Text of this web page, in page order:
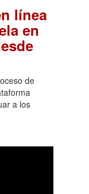
línea
en
de
a los